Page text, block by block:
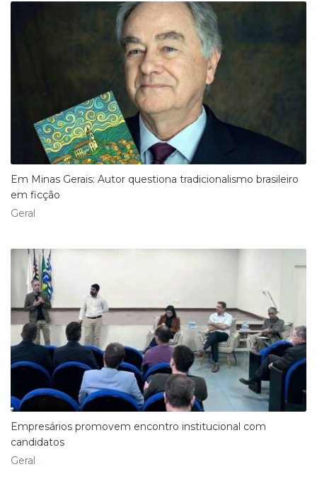
Em Minas Gerais: Autor questiona tradicionalismo brasileiro
em ficção
Geral
Empresários promovem encontro institucional com
candidatos
Geral